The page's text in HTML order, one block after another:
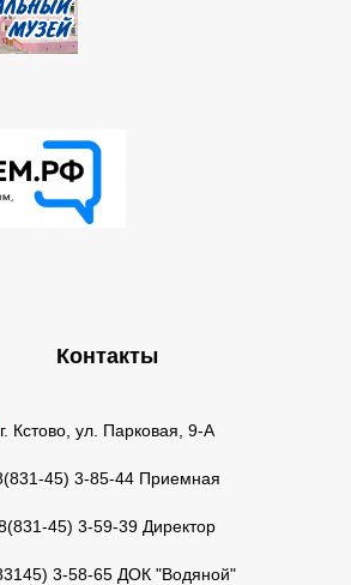
Контакты
г. Кстово, ул. Парковая, 9-А
45) 3-85-44 Приемная
45) 3-59-39 Директор
3-58-65 ДОК "Водяной"